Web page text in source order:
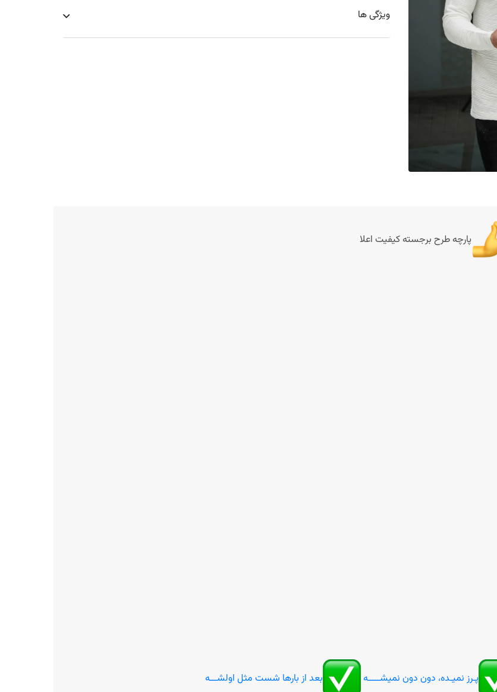
ویژگی ها
پارچه طرح برجسته کیفیت اعلا
پـرز نمیـده، دون دون نمیشـــــه بعد از بارها شست مثل اولشـــه